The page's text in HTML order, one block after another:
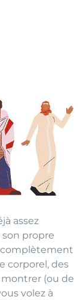
assez
propre
complètement
corporel, des
montrer (ou de
volez à